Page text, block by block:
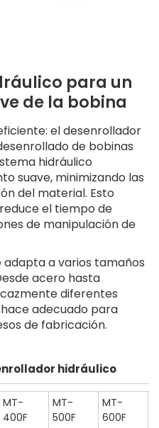
para un
de la bobina
el desenrollador
de bobinas
hidráulico
suave, minimizando las
del material. Esto
el tiempo de
de manipulación de
a varios tamaños
acero hasta
diferentes
adecuado para
de fabricación.
hidráulico
MT-
400F
MT-
500F
MT-
600F